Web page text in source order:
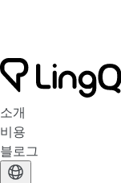
소개
비용
블로그